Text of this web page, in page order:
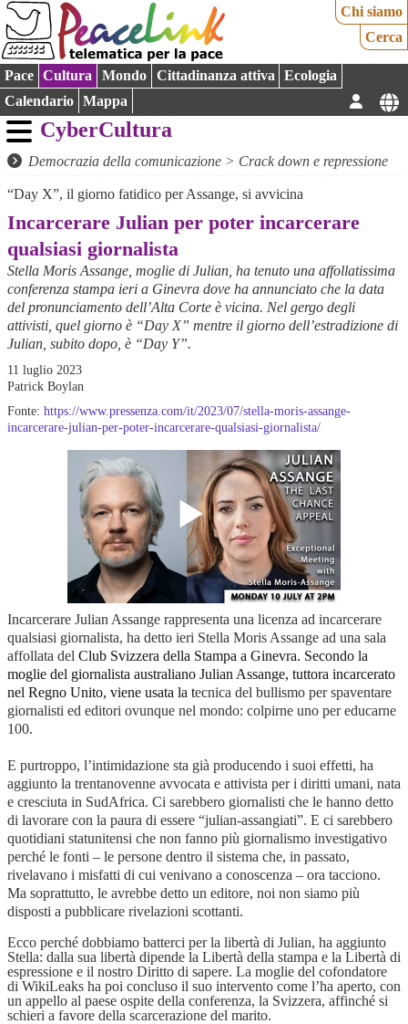
Chi siamo
Cerca
Pace Cultura Mondo Cittadinanza attiva
Ecologia
Calendario
Mappa
CyberCultura
Democrazia della comunicazione > Crack down e repressione
“Day X”, il giorno fatidico per Assange, si avvicina
Incarcerare Julian per poter incarcerare
qualsiasi giornalista
Stella Moris Assange, moglie di Julian, ha tenuto una affollatissima
conferenza stampa ieri a Ginevra dove ha annunciato che la data
del pronunciamento dell’Alta Corte è vicina. Nel gergo degli
attivisti, quel giorno è “Day X” mentre il giorno dell’estradizione di
Julian, subito dopo, è “Day Y”.
11 luglio 2023
Patrick Boylan
Fonte: https://www.pressenza.com/it/2023/07/stella-moris-assange-
incarcerare-julian-per-poter-incarcerare-qualsiasi-giornalista/
Incarcerare Julian Assange rappresenta una licenza ad incarcerare
qualsiasi giornalista, ha detto ieri Stella Moris Assange ad una sala
affollata del Club Svizzera della Stampa a Ginevra. Secondo la
moglie del giornalista australiano Julian Assange, tuttora incarcerato
nel Regno Unito, viene usata la tecnica del bullismo per spaventare
giornalisti ed editori ovunque nel mondo: colpirne uno per educarne
100.
E purtroppo, l’intimidazione sta già producendo i suoi effetti, ha
aggiunto la trentanovenne avvocata e attivista per i diritti umani, nata
e cresciuta in SudAfrica. Ci sarebbero giornalisti che le hanno detto
di lavorare con la paura di essere “julian-assangiati”. E ci sarebbero
quotidiani statunitensi che non fanno più giornalismo investigativo
perché le fonti – le persone dentro il sistema che, in passato,
rivelavano i misfatti di cui venivano a conoscenza – ora tacciono.
Ma soprattutto, le avrebbe detto un editore, noi non siamo più
disposti a pubblicare rivelazioni scottanti.
Ecco perché dobbiamo batterci per la libertà di Julian, ha aggiunto
Stella: dalla sua libertà dipende la Libertà della stampa e la Libertà di
espressione e il nostro Diritto di sapere. La moglie del cofondatore
di WikiLeaks ha poi concluso il suo intervento come l’ha aperto, con
un appello al paese ospite della conferenza, la Svizzera, affinché si
schieri a favore della scarcerazione del marito.